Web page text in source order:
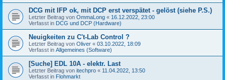
DCG mit IFP ok, mit DCP erst verspätet - gelöst (siehe P.S.)
Letzter Beitrag von OmmaLong « 16.12.2022, 23:00
Verfasst in DCG und DCP (Hardware)
Neuigkeiten zu C't-Lab Control ?
Letzter Beitrag von Oliver « 03.10.2022, 18:09
Verfasst in Allgemeines (Software)
[Suche] EDL 10A - elektr. Last
Letzter Beitrag von itechpro « 11.04.2022, 13:50
Verfasst in Flohmarkt